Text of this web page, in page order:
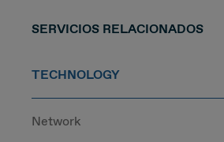
SERVICIOS RELACIONADOS
TECHNOLOGY
Network